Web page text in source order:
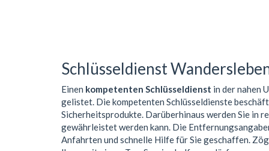
Schlüsseldienst
Einen kompetenten Schlüsseldienst in der nahen
gelistet. Die kompetenten Schlüsseldienste
Sicherheitsprodukte. Darüberhinaus werden Sie in
gewährleistet werden kann. Die
Anfahrten und schnelle Hilfe für Sie geschaffen.